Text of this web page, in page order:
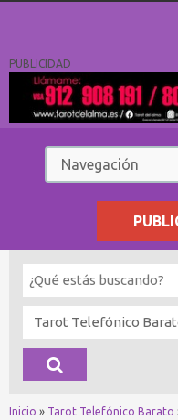
PUBLICIDAD
Inicio » Tarot Telefónico Barato